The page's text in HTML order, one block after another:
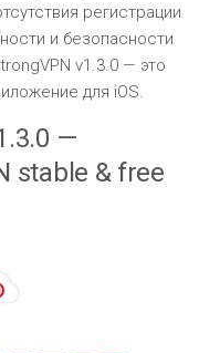
регистрации
и безопасности
v1.3.0 — это
для iOS.
—
stable & free